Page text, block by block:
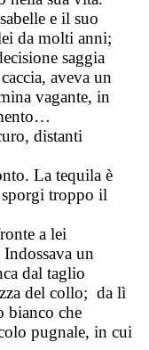
e il suo
da molti anni;
saggia
aveva un
vagante, in
distanti
La tequila è
troppo il
a lei
un
dal taglio
del collo; da lì
bianco che
pugnale, in cui